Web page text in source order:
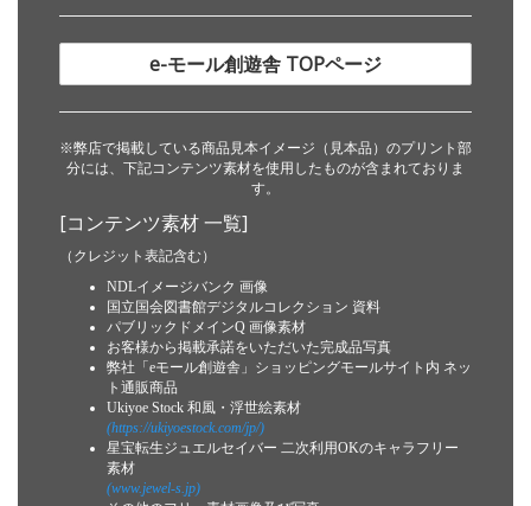
e-モール創遊舎 TOPページ
※弊店で掲載している商品見本イメージ（見本品）のプリント部
分には、下記コンテンツ素材を使用したものが含まれておりま
す。
[コンテンツ素材 一覧]
（クレジット表記含む）
NDLイメージバンク 画像
国立国会図書館デジタルコレクション 資料
パブリックドメインQ 画像素材
お客様から掲載承諾をいただいた完成品写真
弊社「eモール創遊舎」ショッピングモールサイト内 ネッ
ト通販商品
Ukiyoe Stock 和風・浮世絵素材
(https://ukiyoestock.com/jp/)
星宝転生ジュエルセイバー 二次利用OKのキャラフリー
素材
(www.jewel-s.jp)